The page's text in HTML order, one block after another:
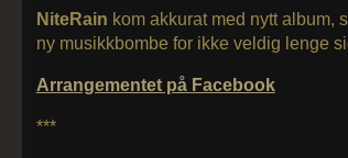
NiteRain kom akkurat med nytt album,
ny musikkbombe for ikke veldig lenge
Arrangementet på Facebook
***